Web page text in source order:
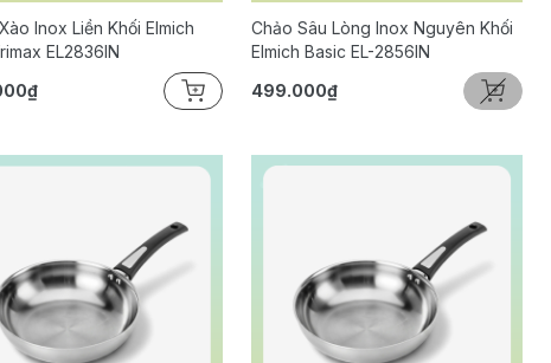
Inox Liền Khối Elmich
EL2836IN
Chảo Sâu Lòng Inox Nguyên Khối
Elmich Basic EL-2856IN
499.000₫